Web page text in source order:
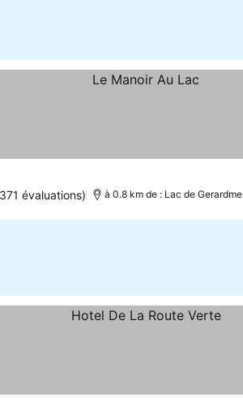
évaluations) à 0.8 km de : Lac de